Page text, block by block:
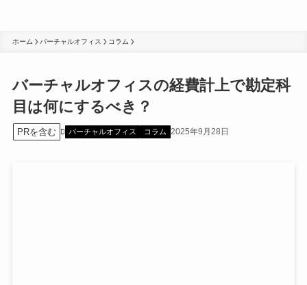
ホーム バーチャルオフィス コラム
バーチャルオフィスの経費計上で勘定科
目は何にするべき？
PRを含む バーチャルオフィス コラム 2025年9月28日